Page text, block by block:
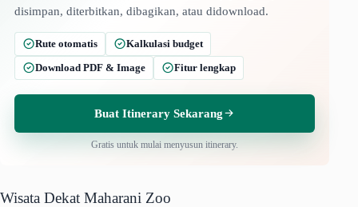
disimpan, diterbitkan, dibagikan, atau didownload.
Rute otomatis
Kalkulasi budget
Download PDF & Image
Fitur lengkap
Buat Itinerary Sekarang
Gratis untuk mulai menyusun itinerary.
Wisata Dekat Maharani Zoo